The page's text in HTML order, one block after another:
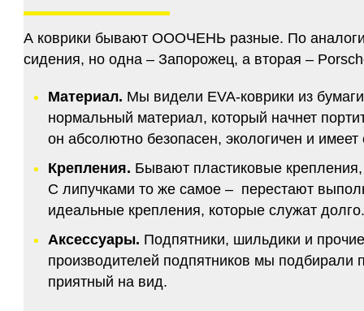
А коврики бывают ОООЧЕНЬ разные. По
сидения, но одна – Запорожец, а вторая –
Материал. Мы видели EVA-коврики из
нормальный материал, который начнет
он абсолютно безопасен, экологичен и
Крепления. Бывают пластиковые
С липучками то же самое – перестают
идеальные крепления, которые служат
Аксессуары. Подпятники, шильдики и
производителей подпятников мы подбирали
приятный на вид.